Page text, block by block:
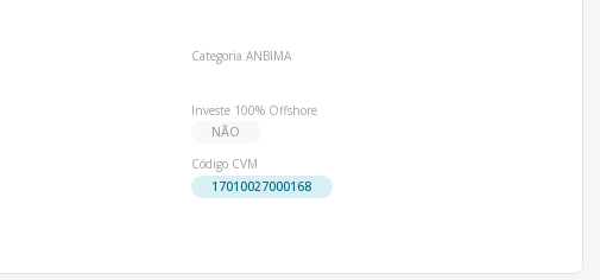
Categoria ANBIMA
Investe 100% Offshore
NÃO
Código CVM
17010027000168